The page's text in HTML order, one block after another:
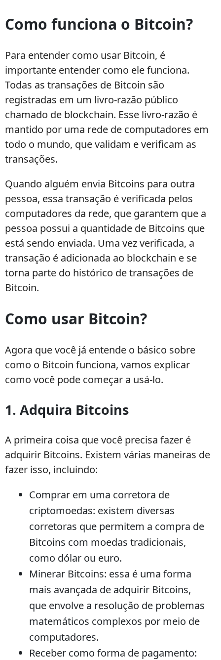
Como funciona o Bitcoin?
Para entender como usar Bitcoin, é
importante entender como ele funciona.
Todas as transações de Bitcoin são
registradas em um livro-razão público
chamado de blockchain. Esse livro-razão é
mantido por uma rede de computadores em
todo o mundo, que validam e verificam as
transações.
Quando alguém envia Bitcoins para outra
pessoa, essa transação é verificada pelos
computadores da rede, que garantem que a
pessoa possui a quantidade de Bitcoins que
está sendo enviada. Uma vez verificada, a
transação é adicionada ao blockchain e se
torna parte do histórico de transações de
Bitcoin.
Como usar Bitcoin?
Agora que você já entende o básico sobre
como o Bitcoin funciona, vamos explicar
como você pode começar a usá-lo.
1. Adquira Bitcoins
A primeira coisa que você precisa fazer é
adquirir Bitcoins. Existem várias maneiras de
fazer isso, incluindo:
Comprar em uma corretora de
criptomoedas: existem diversas
corretoras que permitem a compra de
Bitcoins com moedas tradicionais,
como dólar ou euro.
Minerar Bitcoins: essa é uma forma
mais avançada de adquirir Bitcoins,
que envolve a resolução de problemas
matemáticos complexos por meio de
computadores.
Receber como forma de pagamento: